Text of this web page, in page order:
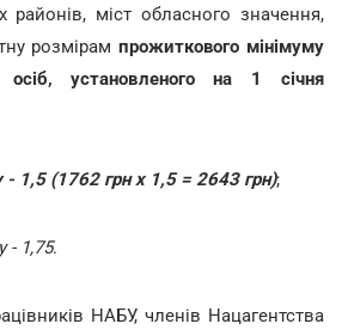
районів, міст обласного значення,
розмірампрожиткового мінімуму
осіб, установленого на 1 січня
- 1,5 (1762 грн х 1,5 = 2643 грн);
- 1,75.
НАБУ, членів Нацагентства